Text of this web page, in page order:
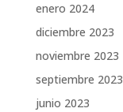
enero 2024
diciembre 2023
noviembre 2023
septiembre 2023
junio 2023